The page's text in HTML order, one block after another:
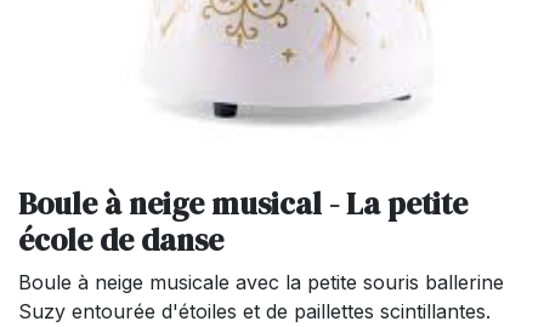
Boule à neige musical - La petite
école de danse
Boule à neige musicale avec la petite souris ballerine
Suzy entourée d'étoiles et de paillettes scintillantes.